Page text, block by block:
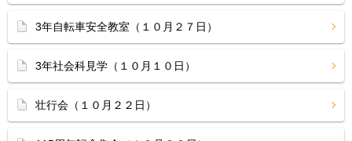
3年自転車安全教室（１０月２７日）
3年社会科見学（１０月１０日）
壮行会（１０月２２日）